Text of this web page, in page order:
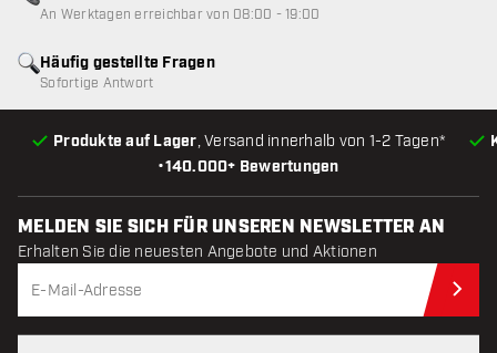
•140.000+ Bewertungen
Produkte auf Lager, Versand innerhalb von 1-2 Tagen*
Häufig gestellte Fragen
Sofortige Antwort
An Werktagen erreichbar von 08:00 - 19:00
MELDEN SIE SICH FÜR UNSEREN NEWSLETTER AN
Erhalten Sie die neuesten Angebote und Aktionen